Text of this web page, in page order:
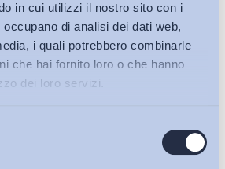
in cui utilizzi il nostro sito con i
di analisi dei dati web,
i quali potrebbero combinarle
che hai fornito loro o che hanno
dei loro servizi.